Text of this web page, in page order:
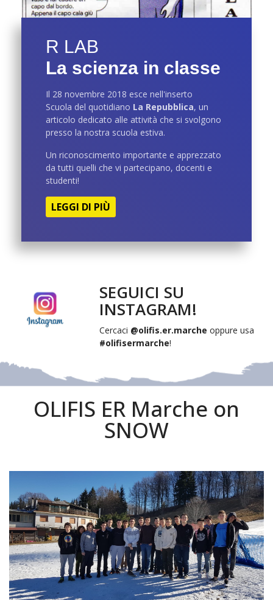
R LAB
La scienza in classe
Il 28 novembre 2018 esce nell'inserto
Scuola del quotidiano La Repubblica, un
articolo dedicato alle attività che si svolgono
presso la nostra scuola estiva.
Un riconoscimento importante e apprezzato
da tutti quelli che vi partecipano, docenti e
studenti!
LEGGI DI PIÙ
SEGUICI SU
INSTAGRAM!
Cercaci @olifis.er.marche oppure usa
#olifisermarche!
OLIFIS ER Marche on
SNOW